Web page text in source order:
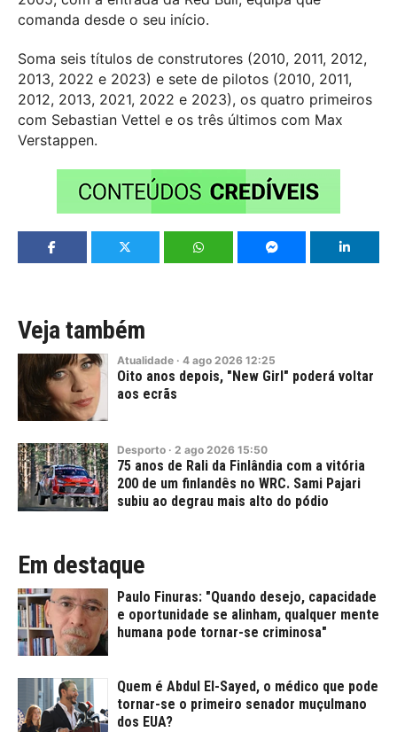
comanda desde o seu início.
Soma seis títulos de construtores (2010, 2011, 2012,
2013, 2022 e 2023) e sete de pilotos (2010, 2011,
2012, 2013, 2021, 2022 e 2023), os quatro primeiros
com Sebastian Vettel e os três últimos com Max
Verstappen.
Veja também
Atualidade · 4 ago 2026 12:25
Oito anos depois, "New Girl" poderá voltar
aos ecrãs
Desporto · 2 ago 2026 15:50
75 anos de Rali da Finlândia com a vitória
200 de um finlandês no WRC. Sami Pajari
subiu ao degrau mais alto do pódio
Em destaque
Paulo Finuras: "Quando desejo, capacidade
e oportunidade se alinham, qualquer mente
humana pode tornar-se criminosa"
Quem é Abdul El-Sayed, o médico que pode
tornar-se o primeiro senador muçulmano
dos EUA?